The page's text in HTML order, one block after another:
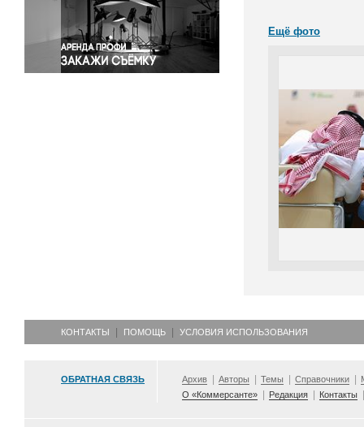
Экология
Экономика и бизнес
Ещё фото
КОНТАКТЫ ПОМОЩЬ УСЛОВИЯ ИСПОЛЬЗОВАНИЯ
ОБРАТНАЯ СВЯЗЬ Архив Авторы Темы Справочники
О «Коммерсанте»
Редакция Контакты